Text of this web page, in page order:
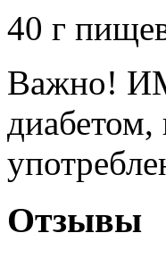
40 г
Важно!
диабетом,
Отзывы